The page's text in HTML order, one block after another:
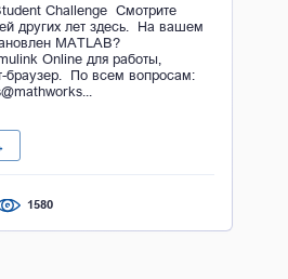
Challenge Смотрите
других лет здесь. На вашем
MATLAB?
Online для работы,
браузер. По всем вопросам:
1580